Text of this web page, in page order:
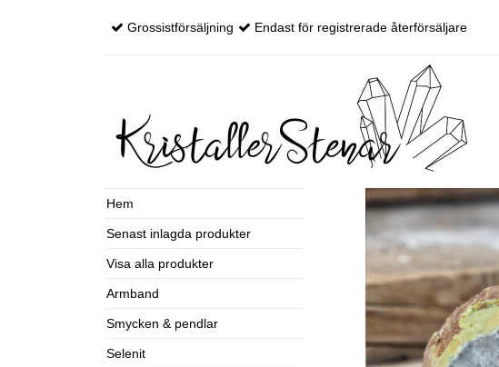
Grossistförsäljning Endast för registrerade återförsäljare
Hem
Senast inlagda produkter
Visa alla produkter
Armband
Smycken & pendlar
Selenit